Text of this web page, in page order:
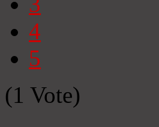
4
5
(1 Vote)